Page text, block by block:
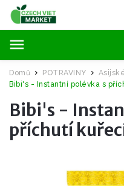
Domů / POTRAVINY /
Bibi's - Instantní polévka s
Bibi's -
příchutí